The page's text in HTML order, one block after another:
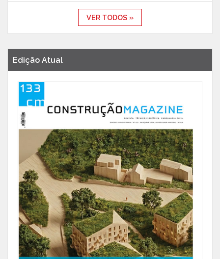
VER TODOS »
Edição Atual